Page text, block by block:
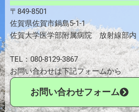
〒849-8501
佐賀県佐賀市鍋島5-1-1
佐賀大学医学部附属病院 放射線部内
TEL：080-8129-3867
お問い合わせは下記フォームから
お問い合わせフォーム